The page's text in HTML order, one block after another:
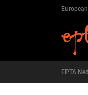
EPTA